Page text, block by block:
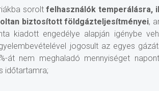
soroltfelhasználók temperálásra,
biztosított földgázteljesítményei,
kiadott engedélye alapján igénybe
jogosult az egyes
át nem meghaladó mennyiséget
időtartamra;